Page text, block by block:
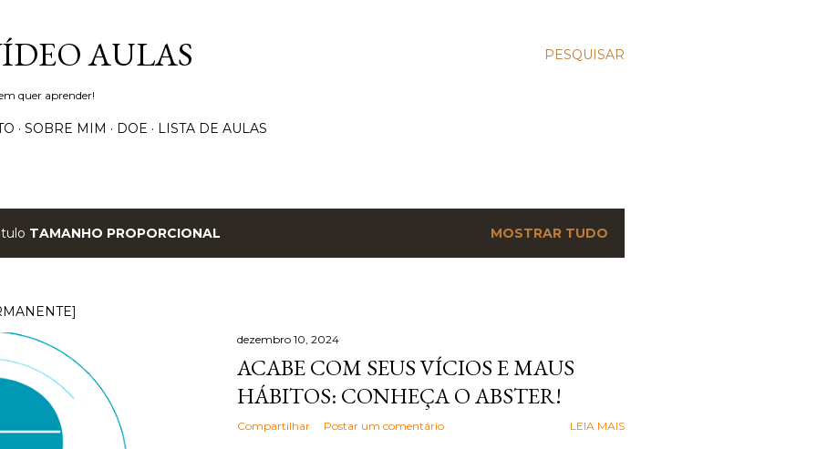
PESQUISAR
AULAS
quer aprender!
SOBRE MIM DOE LISTA DE AULAS
TAMANHO PROPORCIONAL MOSTRAR TUDO
dezembro 10, 2024
ACABE COM SEUS VÍCIOS E MAUS
HÁBITOS: CONHEÇA O ABSTER!
Compartilhar Postar um comentário LEIA MAIS